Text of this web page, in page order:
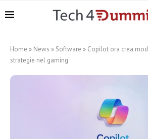
Home » News » Software » Copilot ora crea
strategie nel gaming